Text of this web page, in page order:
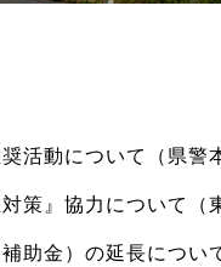
活動について（県警
策』協力について（
助金）の延長につい